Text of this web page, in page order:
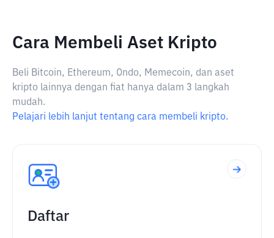
Cara Membeli Aset Kripto
Beli Bitcoin, Ethereum, Ondo, Memecoin, dan aset
kripto lainnya dengan fiat hanya dalam 3 langkah
mudah.
Pelajari lebih lanjut tentang cara membeli kripto.
Daftar